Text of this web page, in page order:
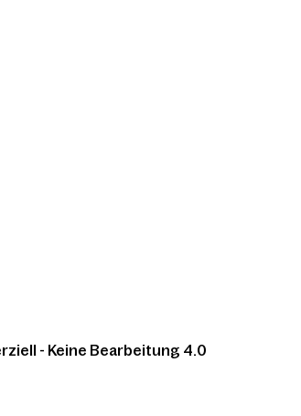
- Keine Bearbeitung 4.0